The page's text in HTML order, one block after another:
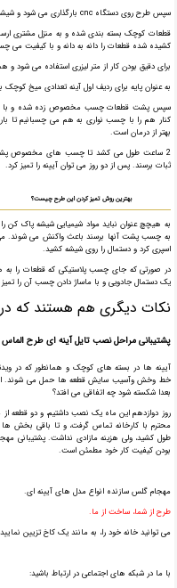
سپس طرح روی دستگاه cnc بارگذاری می شود و شیشه بر آن اساس برش می خورد.
قطعات کوچک بسته بندی شده و به منزل مشتری
کشیده شده قطعات را دانه به دانه و با کیفیت می
برای دقیق بودن کار از متر لیزری استفاده می شود
به عنوان پایه برای ردیف اول آینه تعدادی میخ
سپس پشت قطعات چسب مخصوص زده شده و با
کنار هم را با چسب نواری به هم می چسبانیم تا
بهتر از درمان است.
2 ساعت طول می کشد تا چسب های مخصوص پشت
ثبات برسند. پس از دو روز می توان آیینه را تمیز کرد.
بهترین روش تمیز کردن این طرح چیست؟
به هیچچ عنوان نباید مواد شیمیایی شیشه پاک کن
به چسب پشت آنها برسند باعث واکنش می شوند.
اسپری کرد و دستمال را روی شیشه کشید.
در صورتی که جای چسب پلاستیکی که قطعات را
یک دستمال جادویی و با ماساژ دادن چسب آن را تمیز
نکات دیگری هم هستند که در
پشتیبانی مراحل نصب تایل آینه ای طرح الماس
آیینه ها در بسته های کوچک و همانطور که در
خط وخش وآسیب سایش قطعه ها حمل می شوند. اما
بعدا شکسته شود چه اتفاقی می افتد؟
روز دوازدهم این ماه یک نصب داشتیم، و دو قطعه
بودن کیفیت کار خود مطمئن است.
مهجام گلس سازنده انواع مدل های آیینه ای.
طرح از شما، ساخت از ما.
می توانید خانه خود را، به مانند یک کاخ تزیین
با ما در شبکه های اجتماعی در ارتباط باشید: